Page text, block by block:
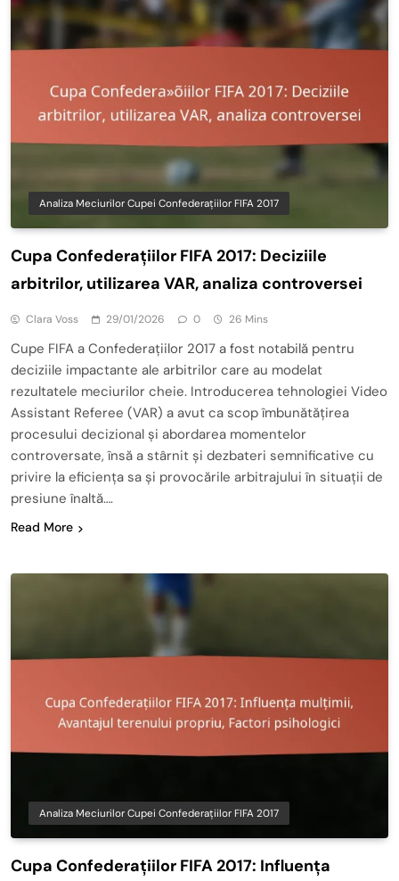
Analiza Meciurilor Cupei Confederațiilor FIFA 2017
Cupa Confederațiilor FIFA 2017: Deciziile
arbitrilor, utilizarea VAR, analiza controversei
Clara Voss 29/01/2026 0 26 Mins
Cupe FIFA a Confederațiilor 2017 a fost notabilă pentru
deciziile impactante ale arbitrilor care au modelat
rezultatele meciurilor cheie. Introducerea tehnologiei Video
Assistant Referee (VAR) a avut ca scop îmbunătățirea
procesului decizional și abordarea momentelor
controversate, însă a stârnit și dezbateri semnificative cu
privire la eficiența sa și provocările arbitrajului în situații de
presiune înaltă….
Read More
Analiza Meciurilor Cupei Confederațiilor FIFA 2017
Cupa Confederațiilor FIFA 2017: Influența